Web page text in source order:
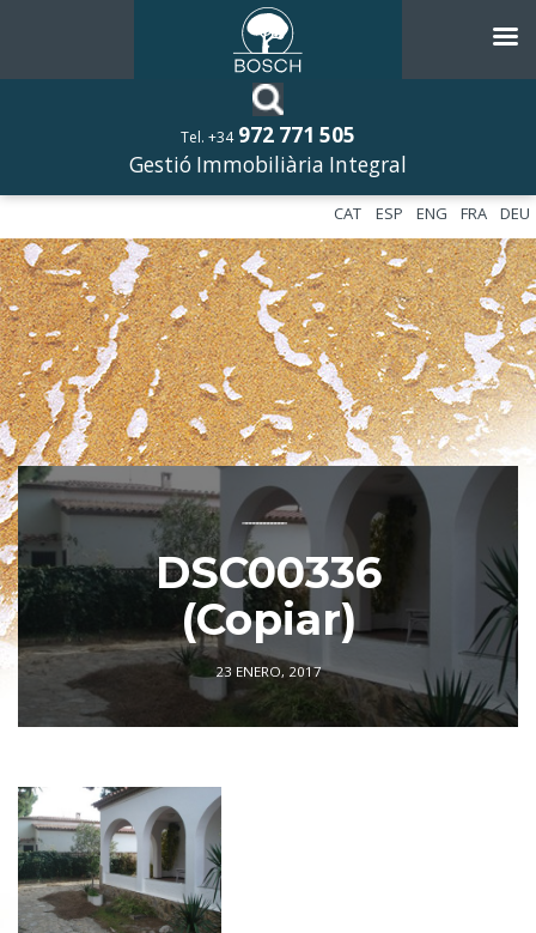
Tel. +34 972 771 505
Gestió Immobiliària Integral
DEU
FRA
ENG
ESP
CAT
––––––––––––
DSC00336
(Copiar)
23 ENERO, 2017